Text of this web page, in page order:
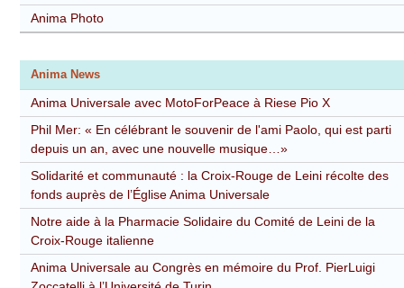
Anima Photo
Anima News
Anima Universale avec MotoForPeace à Riese Pio X
Phil Mer: « En célébrant le souvenir de l'ami Paolo, qui est parti
depuis un an, avec une nouvelle musique…»
Solidarité et communauté : la Croix-Rouge de Leini récolte des
fonds auprès de l’Église Anima Universale
Notre aide à la Pharmacie Solidaire du Comité de Leini de la
Croix-Rouge italienne
Anima Universale au Congrès en mémoire du Prof. PierLuigi